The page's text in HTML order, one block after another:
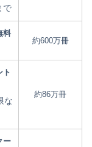
で
料
約600万冊
ト
な
約86万冊
ー